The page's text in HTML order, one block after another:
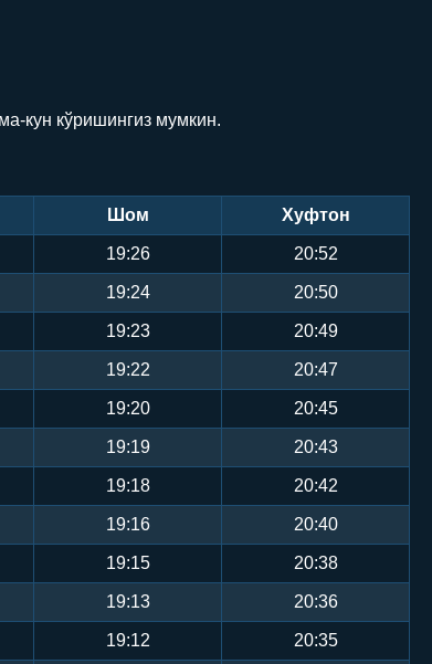
кун кўришингиз мумкин.
Шом Хуфтон
19:26 20:52
19:24 20:50
19:23 20:49
19:22 20:47
19:20 20:45
19:19 20:43
19:18 20:42
19:16 20:40
19:15 20:38
19:13 20:36
19:12 20:35